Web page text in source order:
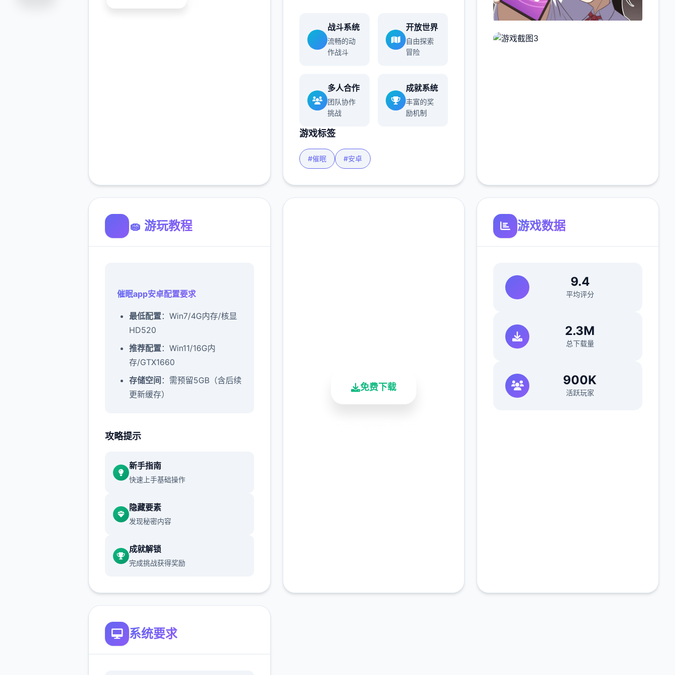
战斗系统
流畅的动
作战斗
开放世界
自由探索
冒险
多人合作
团队协作
挑战
成就系统
丰富的奖
励机制
游戏标签
#催眠 #安卓
🧽 游玩教程
催眠app安卓配置要求
​最低配置​​：Win7/4G内存/核显
HD520
​推荐配置​​：Win11/16G内
存/GTX1660
​存储空间​ ​：需预留5GB（含后续
更新缓存）
催眠app攻略：
新增chuang戏功能
现在可以进行床戏教学了
体育仓库和保健室均可触发chuang
保健室原本计划在特定时机解锁，
为角色等级≥10时开放
现在可以用剃刀自由修剪毛形状
该功能其实早已开发完成，但因未
攻略提示
新手指南
快速上手基础操作
隐藏要素
发现秘密内容
成就解锁
完成挑战获得奖励
免费下载
游戏数据
9.4
平均评分
2.3M
总下载量
900K
活跃玩家
系统要求